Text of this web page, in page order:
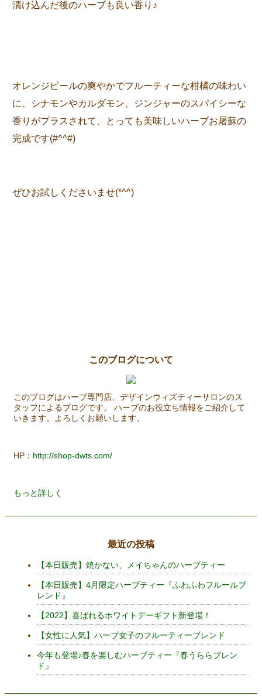
漬け込んだ後のハーブも良い香り♪
オレンジピールの爽やかでフルーティーな柑橘の味わい
に、シナモンやカルダモン、ジンジャーのスパイシーな
香りがプラスされて、とっても美味しいハーブお屠蘇の
完成です(#^^#)
ぜひお試しくださいませ(*^^)
このブログについて
このブログはハーブ専門店、デザインウィズティーサロンのス
タッフによるブログです。 ハーブのお役立ち情報をご紹介して
いきます。よろしくお願いします。
HP： http://shop-dwts.com/
もっと詳しく
最近の投稿
【本日販売】焼かない、メイちゃんのハーブティー
【本日販売】4月限定ハーブティー『ふわふわフルールブ
レンド』
【2022】喜ばれるホワイトデーギフト新登場！
【女性に人気】ハーブ女子のフルーティーブレンド
今年も登場♪春を楽しむハーブティー『春うららブレン
ド』